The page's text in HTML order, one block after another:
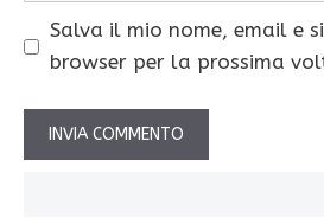
Salva il mio nome, email e
browser per la prossima